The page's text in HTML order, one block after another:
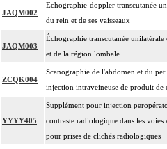
JAQM002
Echographie-doppler transcutanée
du rein et de ses vaisseaux
JAQM003
Échographie transcutanée
et de la région lombale
ZCQK004
Scanographie de l'abdomen et du
injection intraveineuse de produit de
YYYY405
Supplément pour injection
contraste radiologique dans les voies
pour prises de clichés radiologiques